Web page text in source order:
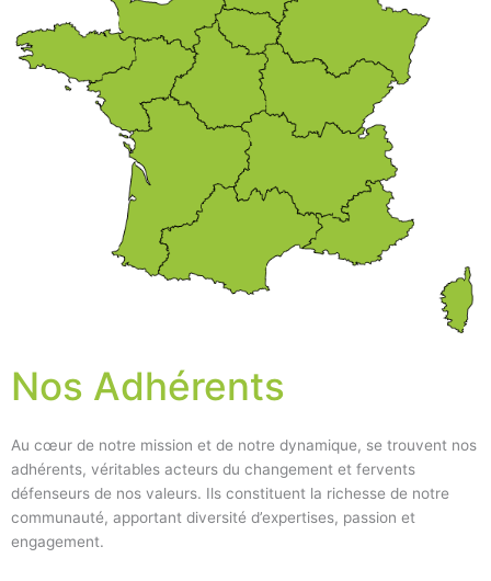
Nos Adhérents
Au cœur de notre mission et de notre dynamique, se trouvent nos
adhérents, véritables acteurs du changement et fervents
défenseurs de nos valeurs. Ils constituent la richesse de notre
communauté, apportant diversité d’expertises, passion et
engagement.